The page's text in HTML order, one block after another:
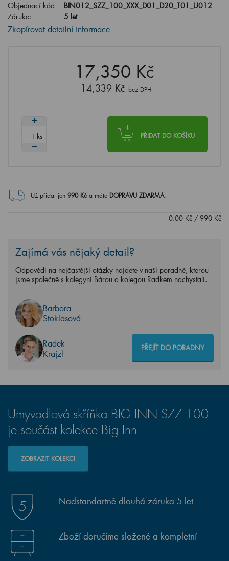
Objednací kód
BIN012_SZZ_100_XXX_D01_D20_T01_U012
Záruka:
5 let
Zkopírovat detailní informace
17,350 Kč
14,339 Kč bez DPH
PŘIDAT DO KOŠÍKU
ks
Už přidat jen 990Kč a máte DOPRAVU ZDARMA.
0.00 Kč / 990 Kč
Zajímá vás nějaký detail?
Odpovědi na nejčastější otázky najdete v naší poradně, kterou
jsme společně s kolegyní Bárou a kolegou Radkem nachystali.
Barbora
Stoklasová
Radek
Krajzl
PŘEJÍT DO PORADNY
Umyvadlová skříňka BIG INN SZZ 100
je součást kolekce Big Inn
ZOBRAZIT KOLEKCI
Nadstandartně dlouhá záruka 5 let
Zboží doručíme složené a kompletní